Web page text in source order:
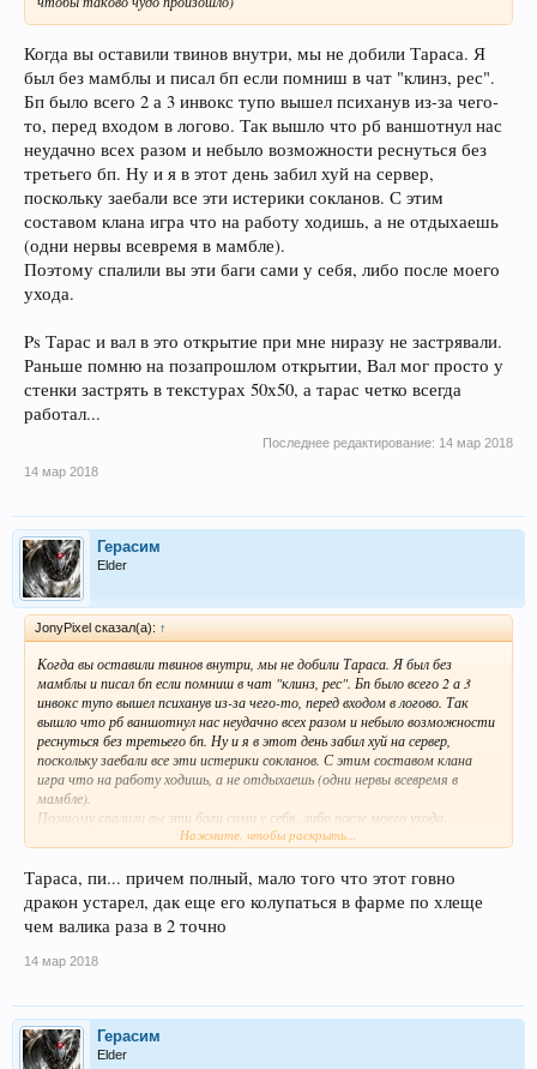
Когда вы оставили твинов внутри, мы не добили Тараса. Я
был без мамблы и писал бп если помниш в чат "клинз, рес".
Бп было всего 2 а 3 инвокс тупо вышел психанув из-за чего-
то, перед входом в логово. Так вышло что рб ваншотнул нас
неудачно всех разом и небыло возможности реснуться без
третьего бп. Ну и я в этот день забил хуй на сервер,
поскольку заебали все эти истерики сокланов. С этим
составом клана игра что на работу ходишь, а не отдыхаешь
(одни нервы всевремя в мамбле).
Поэтому спалили вы эти баги сами у себя, либо после моего
ухода.
Ps Тарас и вал в это открытие при мне ниразу не застрявали.
Раньше помню на позапрошлом открытии, Вал мог просто у
стенки застрять в текстурах 50х50, а тарас четко всегда
работал...
Последнее редактирование: 14 мар 2018
14 мар 2018
Герасим
Elder
JonyPixel сказал(а): ↑
Когда вы оставили твинов внутри, мы не добили Тараса. Я был без
мамблы и писал бп если помниш в чат "клинз, рес". Бп было всего 2 а 3
инвокс тупо вышел психанув из-за чего-то, перед входом в логово. Так
вышло что рб ваншотнул нас неудачно всех разом и небыло возможности
реснуться без третьего бп. Ну и я в этот день забил хуй на сервер,
поскольку заебали все эти истерики сокланов. С этим составом клана
игра что на работу ходишь, а не отдыхаешь (одни нервы всевремя в
мамбле).
Поэтому спалили вы эти баги сами у себя, либо после моего ухода.
помню на позапрошлом открытии, Вал мог просто у стенки застрять в
текстурах 50х50, а тарас четко всегда работал...
Нажмите, чтобы раскрыть...
Тараса, пи... причем полный, мало того что этот говно
дракон устарел, дак еще его колупаться в фарме по хлеще
чем валика раза в 2 точно
14 мар 2018
Герасим
Elder